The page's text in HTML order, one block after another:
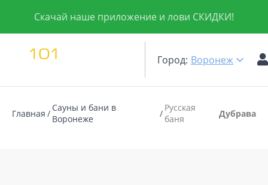
Скачай наше приложение и лови СКИДКИ!
Город: Воронеж
Главная
Сауны и бани в
Воронеже
Русская
баня
Дубрава